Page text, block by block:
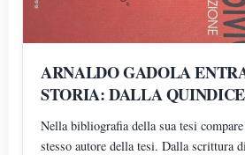
ARNALDO GADOLA
STORIA: DALLA
AD UN SUO LIBRO NELLA
DELL'ULTIMA TESI
Nella bibliografia della sua tesi
stesso autore della tesi. Dalla scrittura